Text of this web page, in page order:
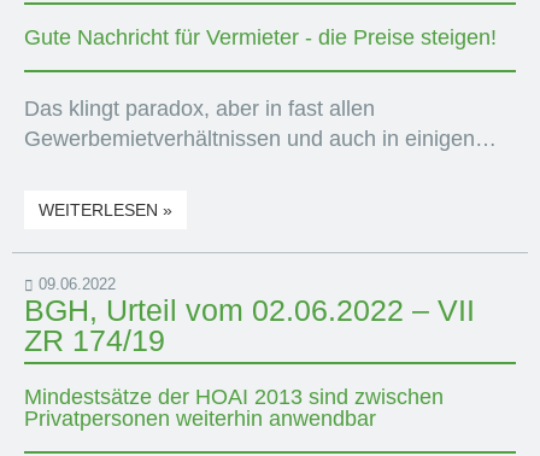
Gute Nachricht für Vermieter - die Preise steigen!
Das klingt paradox, aber in fast allen
Gewerbemietverhältnissen und auch in einigen…
WEITERLESEN »
09.06.2022
BGH, Urteil vom 02.06.2022 – VII
ZR 174/19
Mindestsätze der HOAI 2013 sind zwischen
Privatpersonen weiterhin anwendbar